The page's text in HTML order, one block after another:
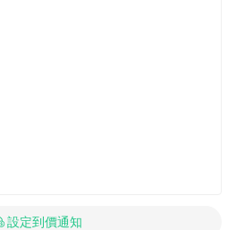
設定到價通知